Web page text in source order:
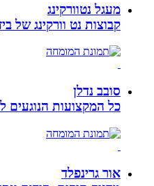
מעגל נטוורקינג
קבוצות נט וורקינג של ביז
סובב נדלן
כל המקצועות הנוגעים לבית
אור גרינפלד